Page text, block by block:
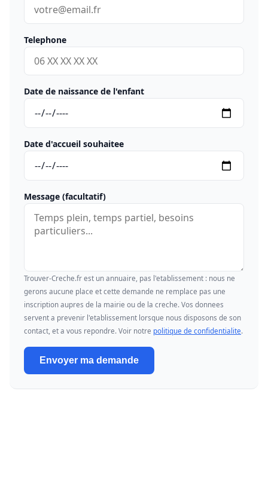
Telephone
Date de naissance de l'enfant
Date d'accueil souhaitee
Message (facultatif)
Trouver-Creche.fr est un annuaire, pas l'etablissement : nous ne
gerons aucune place et cette demande ne remplace pas une
inscription aupres de la mairie ou de la creche. Vos donnees
servent a prevenir l'etablissement lorsque nous disposons de son
contact, et a vous repondre. Voir notre politique de confidentialite.
Envoyer ma demande